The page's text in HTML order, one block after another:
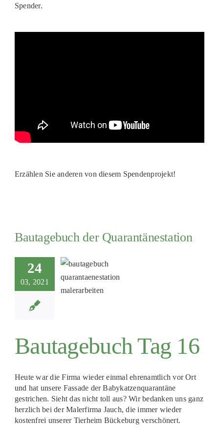
Spender.
Erzählen Sie anderen von diesem Spendenprojekt!
Bautagebuch der Quarantänestation
24
03, 2021
Bautagebuch Tag 16
Heute war die Firma wieder einmal ehrenamtlich vor Ort
und hat unsere Fassade der Babykatzenquarantäne
gestrichen. Sieht das nicht toll aus? Wir bedanken uns ganz
herzlich bei der Malerfirma Jauch, die immer wieder
kostenfrei unserer Tierheim Bückeburg verschönert.